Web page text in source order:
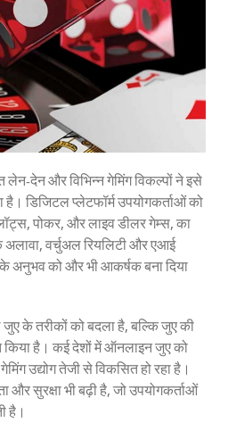
लेन-देन और विभिन्न गेमिंग विकल्पों ने इसे
है। डिजिटल प्लेटफॉर्म उपयोगकर्ताओं को
पोकर, और लाइव डीलर गेम्स, का
वर्चुअल रियलिटी और एआई
अनुभव को और भी आकर्षक बना दिया
के तरीकों को बदला है, बल्कि जुए की
किया है। कई देशों में ऑनलाइन जुए को
उद्योग तेजी से विकसित हो रहा है।
और सुरक्षा भी बढ़ी है, जो उपयोगकर्ताओं
है।